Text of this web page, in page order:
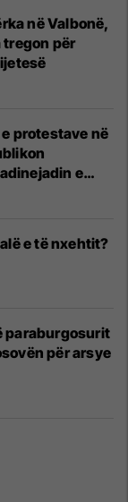
në Valbonë,
për
protestave në
e
e të nxehtit?
paraburgosurit
për arsye